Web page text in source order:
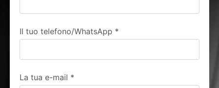
Il tuo telefono/WhatsApp *
La tua e-mail *